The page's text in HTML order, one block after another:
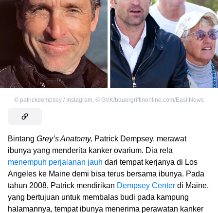
© patrickdempsey / Instagram © GVK/bauergriffinonline.com/East News
Bintang Grey’s Anatomy, Patrick Dempsey, merawat
ibunya yang menderita kanker ovarium. Dia rela
menempuh perjalanan jauh dari tempat kerjanya di Los
Angeles ke Maine demi bisa terus bersama ibunya. Pada
tahun 2008, Patrick mendirikan Dempsey Center di Maine,
yang bertujuan untuk membalas budi pada kampung
halamannya, tempat ibunya menerima perawatan kanker